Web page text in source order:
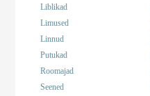
Liblikad
Limused
Linnud
Putukad
Roomajad
Seened